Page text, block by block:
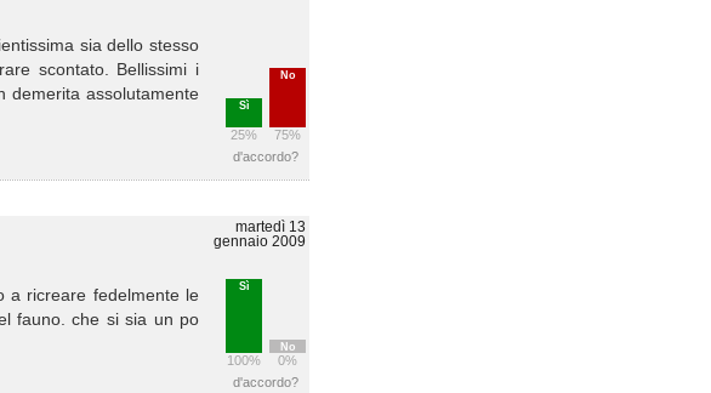
Sì
25%
No
75%
sia dello stesso
scontato. Bellissimi i
demerita assolutamente
d'accordo?
martedì 13
gennaio 2009
Sì
100%
No
0%
a ricreare fedelmente le
fauno. che si sia un po
d'accordo?